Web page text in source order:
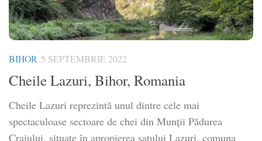
BIHOR 5 SEPTEMBRIE 2022
Cheile Lazuri, Bihor, Romania
Cheile Lazuri reprezintă unul dintre cele mai
spectaculoase sectoare de chei din Munții Pădurea
Craiului, situate în apropierea satului Lazuri, comuna